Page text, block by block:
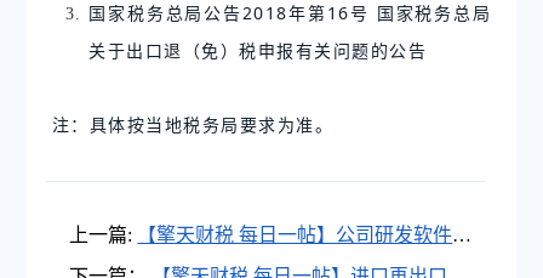
国家税务总局公告2018年第16号 国家税务总局
关于出口退（免）税申报有关问题的公告
注：具体按当地税务局要求为准。
上一篇:
【擎天财税 每日一帖】公司研发软件出
口，如何做出口退税？